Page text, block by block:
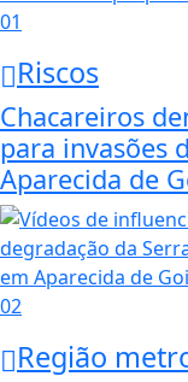
01
Riscos
Chacareiros
para invasões
Aparecida de
02
Região